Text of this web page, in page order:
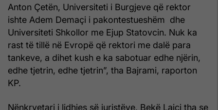
Anton Çetën, Universiteti i Burgjeve që rektor
ishte Adem Demaçi i pakontestueshëm dhe
Universiteti Shkollor me Ejup Statovcin. Nuk ka
rast të tillë në Evropë që rektori me dalë para
tankeve, a dihet kush e ka sabotuar edhe njërin,
edhe tjetrin, edhe tjetrin”, tha Bajrami, raporton
KP.
Nënkryetari i lidhjes së juristëve, Bekë Lajçi tha se